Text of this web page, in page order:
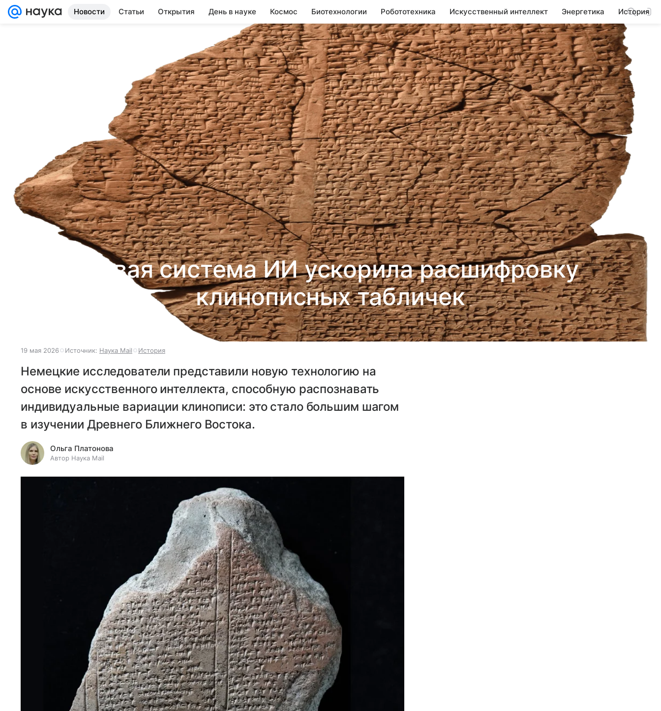
Новости Статьи Открытия День в науке Космос Биотехнологии Робототехника Искусственный интеллект Энергетика История
Новая система ИИ ускорила расшифровку
клинописных табличек
19 мая 2026 Источник: Наука Mail История
Немецкие исследователи представили новую технологию на
основе искусственного интеллекта, способную распознавать
индивидуальные вариации клинописи: это стало большим шагом
в изучении Древнего Ближнего Востока.
Ольга Платонова
Автор Наука Mail